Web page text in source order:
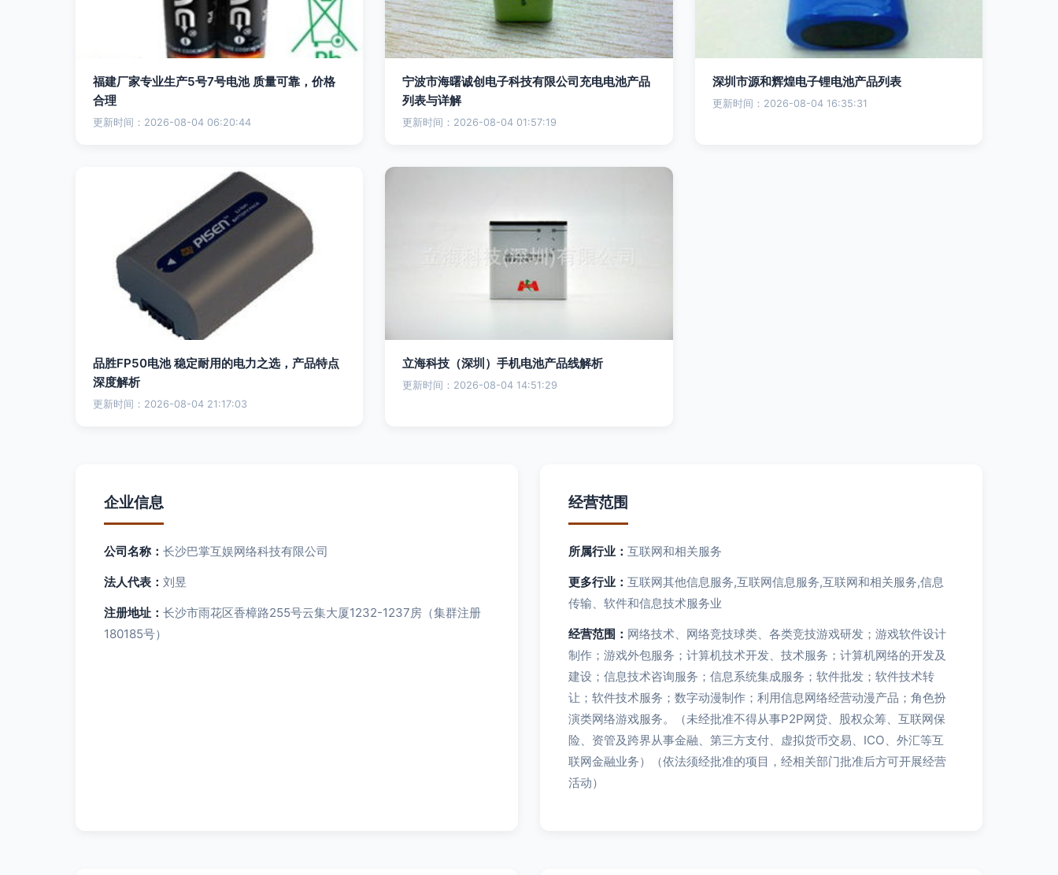
福建厂家专业生产5号7号电池 质量可靠，价格
合理
更新时间：2026-08-04 06:20:44
宁波市海曙诚创电子科技有限公司充电电池产品
列表与详解
更新时间：2026-08-04 01:57:19
深圳市源和辉煌电子锂电池产品列表
更新时间：2026-08-04 16:35:31
品胜FP50电池 稳定耐用的电力之选，产品特点
深度解析
更新时间：2026-08-04 21:17:03
立海科技（深圳）手机电池产品线解析
更新时间：2026-08-04 14:51:29
企业信息
公司名称： 长沙巴掌互娱网络科技有限公司
法人代表： 刘昱
注册地址： 长沙市雨花区香樟路255号云集大厦1232-1237房（集群注册
180185号）
经营范围
所属行业： 互联网和相关服务
更多行业： 互联网其他信息服务,互联网信息服务,互联网和相关服务,信息
传输、软件和信息技术服务业
经营范围： 网络技术、网络竞技球类、各类竞技游戏研发；游戏软件设计
制作；游戏外包服务；计算机技术开发、技术服务；计算机网络的开发及
建设；信息技术咨询服务；信息系统集成服务；软件批发；软件技术转
让；软件技术服务；数字动漫制作；利用信息网络经营动漫产品；角色扮
演类网络游戏服务。（未经批准不得从事P2P网贷、股权众筹、互联网保
险、资管及跨界从事金融、第三方支付、虚拟货币交易、ICO、外汇等互
联网金融业务）（依法须经批准的项目，经相关部门批准后方可开展经营
活动）